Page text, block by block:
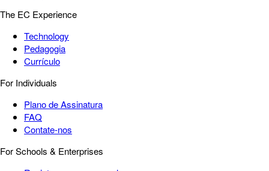
The EC Experience
Technology
Pedagogia
Currículo
For Individuals
Plano de Assinatura
FAQ
Contate-nos
For Schools & Enterprises